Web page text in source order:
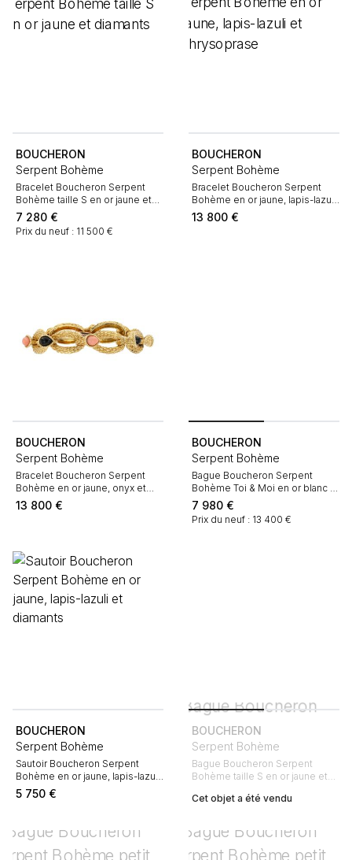
BOUCHERON
Serpent Bohème
Bracelet Boucheron Serpent
Bohème taille S en or jaune et
diamants
7 280 €
Prix du neuf : 11 500 €
BOUCHERON
Serpent Bohème
Bracelet Boucheron Serpent
Bohème en or jaune, lapis-lazuli
et chrysoprase
13 800 €
BOUCHERON
Serpent Bohème
Bracelet Boucheron Serpent
Bohème en or jaune, onyx et
corail
13 800 €
BOUCHERON
Serpent Bohème
Bague Boucheron Serpent
Bohème Toi & Moi en or blanc et
diamants
7 980 €
Prix du neuf : 13 400 €
BOUCHERON
Serpent Bohème
Sautoir Boucheron Serpent
Bohème en or jaune, lapis-lazuli
et diamants
5 750 €
BOUCHERON
Serpent Bohème
Bague Boucheron Serpent
Bohème taille S en or jaune et
Cet objet a été vendu